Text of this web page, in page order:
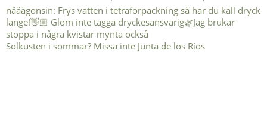
Solkusten i sommar? Missa inte Junta de los Ríos